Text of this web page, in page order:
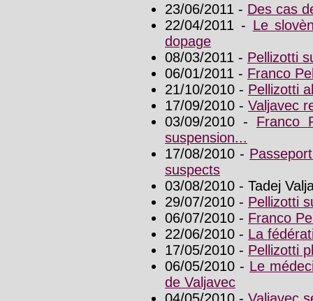
23/06/2011 - Des cas
22/04/2011 - Le
dopage
08/03/2011 - Pellizotti
06/01/2011 - Franco
21/10/2010 - Pellizotti
17/09/2010 - Valjavec
03/09/2010 - Franco
suspension...
17/08/2010 -
suspects
03/08/2010 - Tadej
29/07/2010 - Pellizotti
06/07/2010 - Franco
22/06/2010 - La
17/05/2010 - Pellizotti
06/05/2010 - Le
de Valjavec